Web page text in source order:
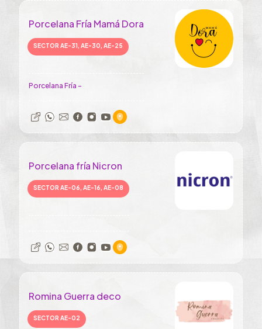
Porcelana Fría Mamá Dora
SECTOR AE-31, AE-30, AE-25
Porcelana Fría -
Porcelana fría Nicron
SECTOR AE-06, AE-16, AE-08
Romina Guerra deco
SECTOR AE-02